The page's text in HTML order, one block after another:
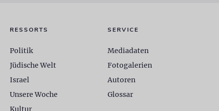
RESSORTS
Politik
Jüdische Welt
Israel
Unsere Woche
Kultur
SERVICE
Mediadaten
Fotogalerien
Autoren
Glossar